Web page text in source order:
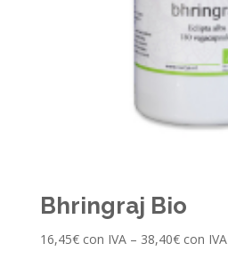
Bhringraj Bio
16,45€ con IVA– 38,40€ con IVA